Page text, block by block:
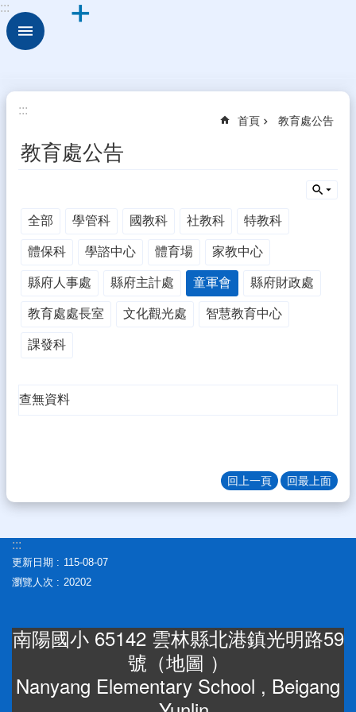
跳到主要內容區塊
進
校
動
態
本
政
室
學
區
校
E
化
雲
數
進
:::
:::
首頁 教育處公告
教育處公告
全部 學管科 國教科 社教科 特教科
體保科 學諮中心 體育場 家教中心
縣府人事處 縣府主計處 童軍會 縣府財政處
教育處處長室 文化觀光處 智慧教育中心
課發科
查無資料
回上一頁 回最上面
:::
更新日期
115-08-07
瀏覽人次
20202
南陽國小 65142 雲林縣北港鎮光明路59
號（地圖 ）
Nanyang Elementary School , Beigang